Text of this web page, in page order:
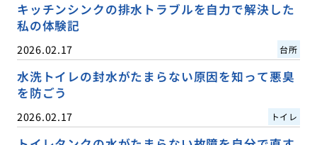
キッチンシンクの排水トラブルを自力で解決した
私の体験記
2026.02.17 台所
水洗トイレの封水がたまらない原因を知って悪臭
を防ごう
2026.02.17 トイレ